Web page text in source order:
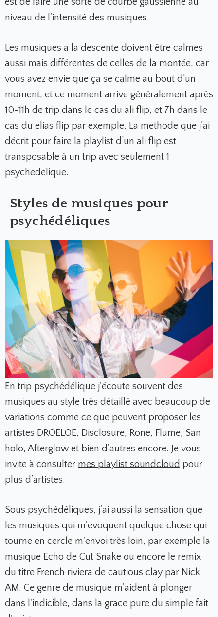
niveau de l'intensité des musiques.
Les musiques a la descente doivent être calmes
aussi mais différentes de celles de la montée, car
vous avez envie que ça se calme au bout d’un
moment, et ce moment arrive généralement après
10-11h de trip dans le cas du ali flip, et 7h dans le
cas du elias flip par exemple. La methode que j’ai
décrit pour faire la playlist d’un ali flip est
transposable à un trip avec seulement 1
psychedelique.
Styles de musiques pour
psychédéliques
En trip psychédélique j'écoute souvent des
musiques au style très détaillé avec beaucoup de
variations comme ce que peuvent proposer les
artistes DROELOE, Disclosure, Rone, Flume, San
holo, Afterglow et bien d'autres encore. Je vous
invite à consulter mes playlist soundcloud pour
plus d’artistes.
Sous psychédéliques, j'ai aussi la sensation que
les musiques qui m'evoquent quelque chose qui
tourne en cercle m'envoi très loin, par exemple la
musique Echo de Cut Snake ou encore le remix
du titre French riviera de cautious clay par Nick
AM. Ce genre de musique m'aident à plonger
dans l'indicible, dans la grace pure du simple fait